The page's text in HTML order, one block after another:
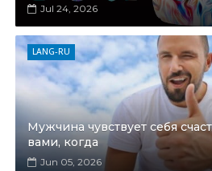
Jul 24, 2026
LANG-RU
Мужчина чувствует себя
вами, когда
Jun 05, 2026